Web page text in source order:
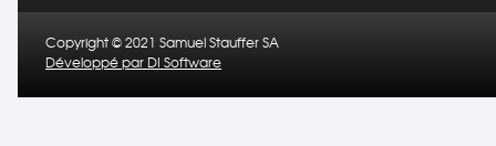
Copyright © 2021 Samuel Stauffer SA
Développé par DI Software